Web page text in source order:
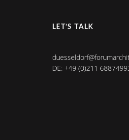
LET’S TALK
DE: +49 (0)211